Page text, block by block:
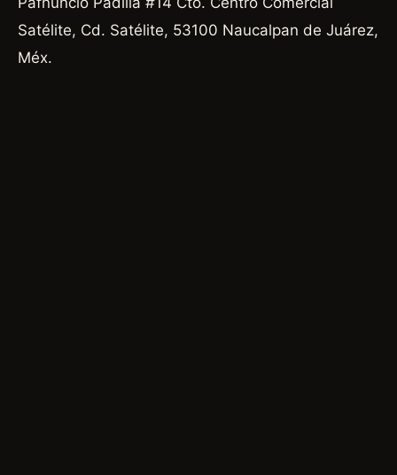
Satélite, Cd. Satélite, 53100 Naucalpan de Juárez,
Méx.